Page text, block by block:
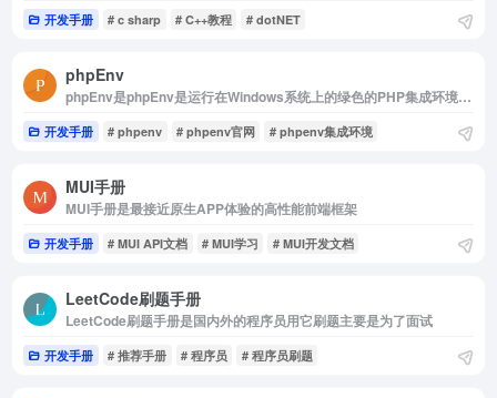
开发手册 # c sharp # C++教程 # dotNET
phpEnv
phpEnv是phpEnv是运行在Windows系统上的绿色的PHP集成环境，集成了Apache、Nginx等Web组件。支持不同PHP版本共存，支持自定义PHP版本，自定义MySQL版本。主打开发环境，也可以用作服务器环...
开发手册 # phpenv # phpenv官网 # phpenv集成环境
MUI手册
MUI手册是最接近原生APP体验的高性能前端框架
开发手册 # MUI API文档 # MUI学习 # MUI开发文档
LeetCode刷题手册
LeetCode刷题手册是国内外的程序员用它刷题主要是为了面试
开发手册 # 推荐手册 # 程序员 # 程序员刷题